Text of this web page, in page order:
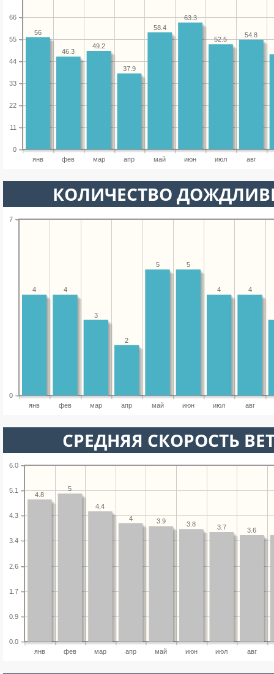
янв фев мар апр май июн июл авг
0
11
22
33
44
55
66
54.8
52.5
63.3
58.4
37.9
49.2
46.3
56
КОЛИЧЕСТВО
янв фев мар апр май июн июл авг
0
7
4
4
5
5
2
3
4
4
СРЕДНЯЯ СКОРОСТЬ
янв фев мар апр май июн июл авг
0.0
0.9
1.7
2.6
3.4
4.3
5.1
6.0
3.6
3.7
3.8
3.9
4
4.4
5
4.8